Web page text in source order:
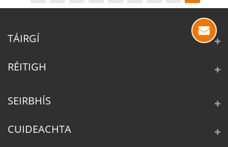
Aghaidh
1 /
19
TÁIRGÍ
RÉITIGH
SEIRBHÍS
CUIDEACHTA